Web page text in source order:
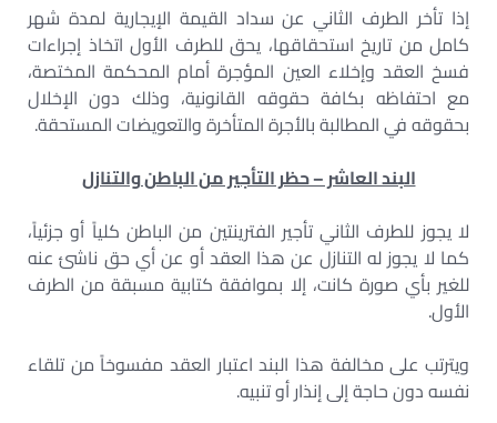
إذا تأخر الطرف الثاني عن سداد القيمة الإيجارية لمدة شهر
كامل من تاريخ استحقاقها، يحق للطرف الأول اتخاذ إجراءات
فسخ العقد وإخلاء العين المؤجرة أمام المحكمة المختصة،
مع احتفاظه بكافة حقوقه القانونية، وذلك دون الإخلال
بحقوقه في المطالبة بالأجرة المتأخرة والتعويضات المستحقة.
البند العاشر – حظر التأجير من الباطن والتنازل
لا يجوز للطرف الثاني تأجير الفترينتين من الباطن كلياً أو جزئياً،
كما لا يجوز له التنازل عن هذا العقد أو عن أي حق ناشئ عنه
للغير بأي صورة كانت، إلا بموافقة كتابية مسبقة من الطرف
الأول.
ويترتب على مخالفة هذا البند اعتبار العقد مفسوخاً من تلقاء
نفسه دون حاجة إلى إنذار أو تنبيه.